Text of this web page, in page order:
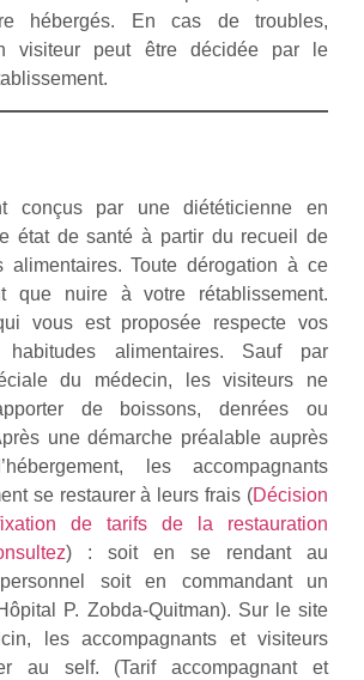
hébergés. En cas de troubles,
visiteur peut être décidée par le
conçus par une diététicienne en
état de santé à partir du recueil de
alimentaires. Toute dérogation à ce
que nuire à votre rétablissement.
vous est proposée respecte vos
alimentaires. Sauf par
du médecin, les visiteurs ne
de boissons, denrées ou
une démarche préalable auprès
les accompagnants
se restaurer à leurs frais (Décision
de tarifs de la restauration
) : soit en se rendant au
soit en commandant un
P. Zobda-Quitman). Sur le site
les accompagnants et visiteurs
au self. (Tarif accompagnant et